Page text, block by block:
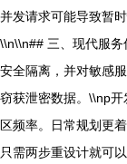
并发请求可能导致暂
\\n\\n## 三、现代服
安全隔离，并对敏感
窃获泄密数据。\\np
区频率。日常规划更
只需两步重设计就可